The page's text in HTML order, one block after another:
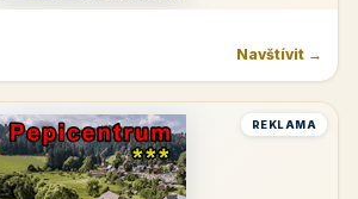
Navštívit →
REKLAMA